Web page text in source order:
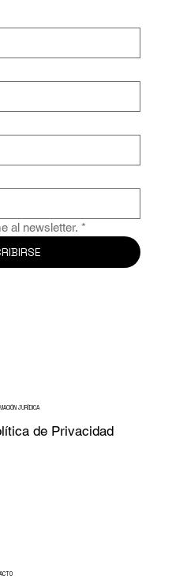
al newsletter. *
JURÍDICA
de Privacidad